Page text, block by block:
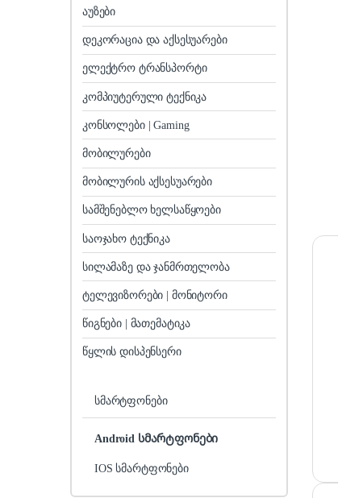
აუზები
დეკორაცია და აქსესუარები
ელექტრო ტრანსპორტი
კომპიუტერული ტექნიკა
კონსოლები | Gaming
მობილურები
მობილურის აქსესუარები
სამშენებლო ხელსაწყოები
საოჯახო ტექნიკა
სილამაზე და ჯანმრთელობა
ტელევიზორები | მონიტორი
წიგნები | მათემატიკა
წყლის დისპენსერი
სმარტფონები
Android სმარტფონები
IOS სმარტფონები